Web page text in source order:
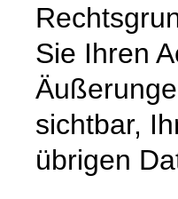
Sie Ihren
sichtbar,
übrigen